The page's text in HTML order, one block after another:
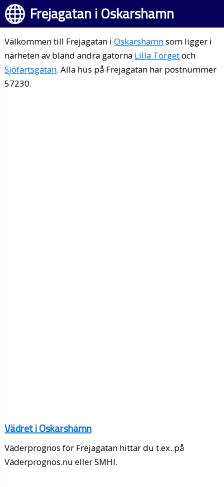
Frejagatan i Oskarshamn
Välkommen till Frejagatan iOskarshamnsom ligger i
närheten av bland andra gatorna Lilla Torgetoch
Sjöfartsgatan. Alla hus på Frejagatan har postnummer
57230.
Vädret i Oskarshamn
Väderprognos för Frejagatan hittar du t.ex. på
Väderprognos.nu eller SMHI.